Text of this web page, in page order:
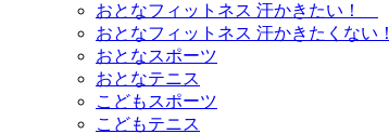
おとなフィットネス 汗かきたい！
おとなフィットネス 汗かきたくない！
おとなスポーツ
おとなテニス
こどもスポーツ
こどもテニス